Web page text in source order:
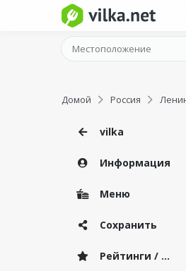
Домой Россия
vilka
Информация
Меню
Сохранить
Рейтинги / Отзывы